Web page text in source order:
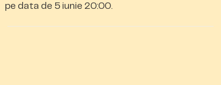
pe data de 5 iunie 20:00.